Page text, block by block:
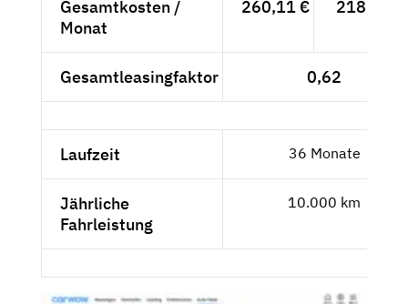
Gesamtkosten /
Monat
260,11 € 218,58 €
Gesamtleasingfaktor 0,62
Laufzeit 36 Monate
Jährliche
Fahrleistung
10.000 km